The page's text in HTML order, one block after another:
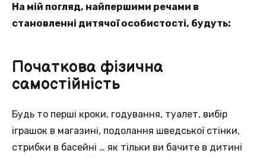
На мій погляд, найпершими речами в
становленні дитячої особистості, будуть:
Початкова фізична
самостійність
Будь то перші кроки, годування, туалет, вибір
іграшок в магазині, подолання шведської стінки,
стрибки в басейні … як тільки ви бачите в дитині